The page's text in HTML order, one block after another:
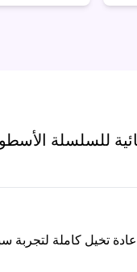
للسلسلة
تخيل كاملة